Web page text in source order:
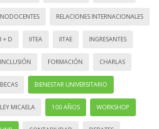
NODOCENTES RELACIONES INTERNACIONALES
I + D IITEA IITAE INGRESANTES
INCLUSIÓN FORMACIÓN CHARLAS
BECAS BIENESTAR UNIVERSITARIO
LEY MICAELA 100 AÑOS WORKSHOP